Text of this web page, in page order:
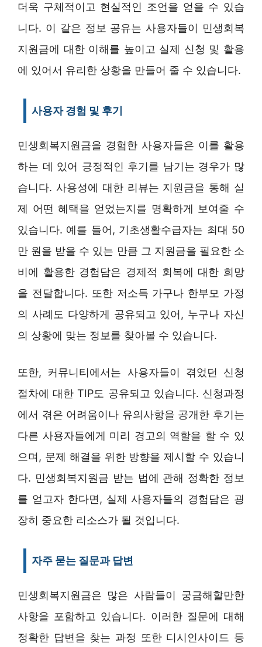
더욱 구체적이고 현실적인 조언을 얻을 수 있습
니다. 이 같은 정보 공유는 사용자들이 민생회복
지원금에 대한 이해를 높이고 실제 신청 및 활용
에 있어서 유리한 상황을 만들어 줄 수 있습니다.
사용자 경험 및 후기
민생회복지원금을 경험한 사용자들은 이를 활용
하는 데 있어 긍정적인 후기를 남기는 경우가 많
습니다. 사용성에 대한 리뷰는 지원금을 통해 실
제 어떤 혜택을 얻었는지를 명확하게 보여줄 수
있습니다. 예를 들어, 기초생활수급자는 최대 50
만 원을 받을 수 있는 만큼 그 지원금을 필요한 소
비에 활용한 경험담은 경제적 회복에 대한 희망
을 전달합니다. 또한 저소득 가구나 한부모 가정
의 사례도 다양하게 공유되고 있어, 누구나 자신
의 상황에 맞는 정보를 찾아볼 수 있습니다.
또한, 커뮤니티에서는 사용자들이 겪었던 신청
절차에 대한 TIP도 공유되고 있습니다. 신청과정
에서 겪은 어려움이나 유의사항을 공개한 후기는
다른 사용자들에게 미리 경고의 역할을 할 수 있
으며, 문제 해결을 위한 방향을 제시할 수 있습니
다. 민생회복지원금 받는 법에 관해 정확한 정보
를 얻고자 한다면, 실제 사용자들의 경험담은 굉
장히 중요한 리소스가 될 것입니다.
자주 묻는 질문과 답변
민생회복지원금은 많은 사람들이 궁금해할만한
사항을 포함하고 있습니다. 이러한 질문에 대해
정확한 답변을 찾는 과정 또한 디시인사이드 등